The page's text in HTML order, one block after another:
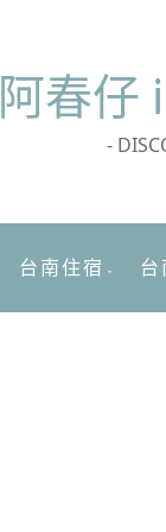
阿春仔
-
台南住宿